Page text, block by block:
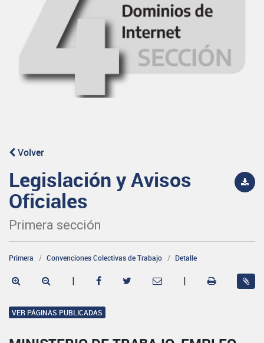
Volver
Legislación y Avisos
Oficiales
Primera sección
Primera Convenciones Colectivas de Trabajo Detalle
| |
VER PÁGINAS PUBLICADAS